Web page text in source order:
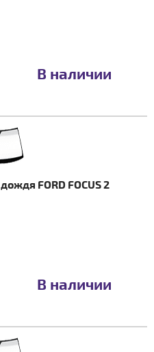
В наличии
FORD FOCUS 2
В наличии